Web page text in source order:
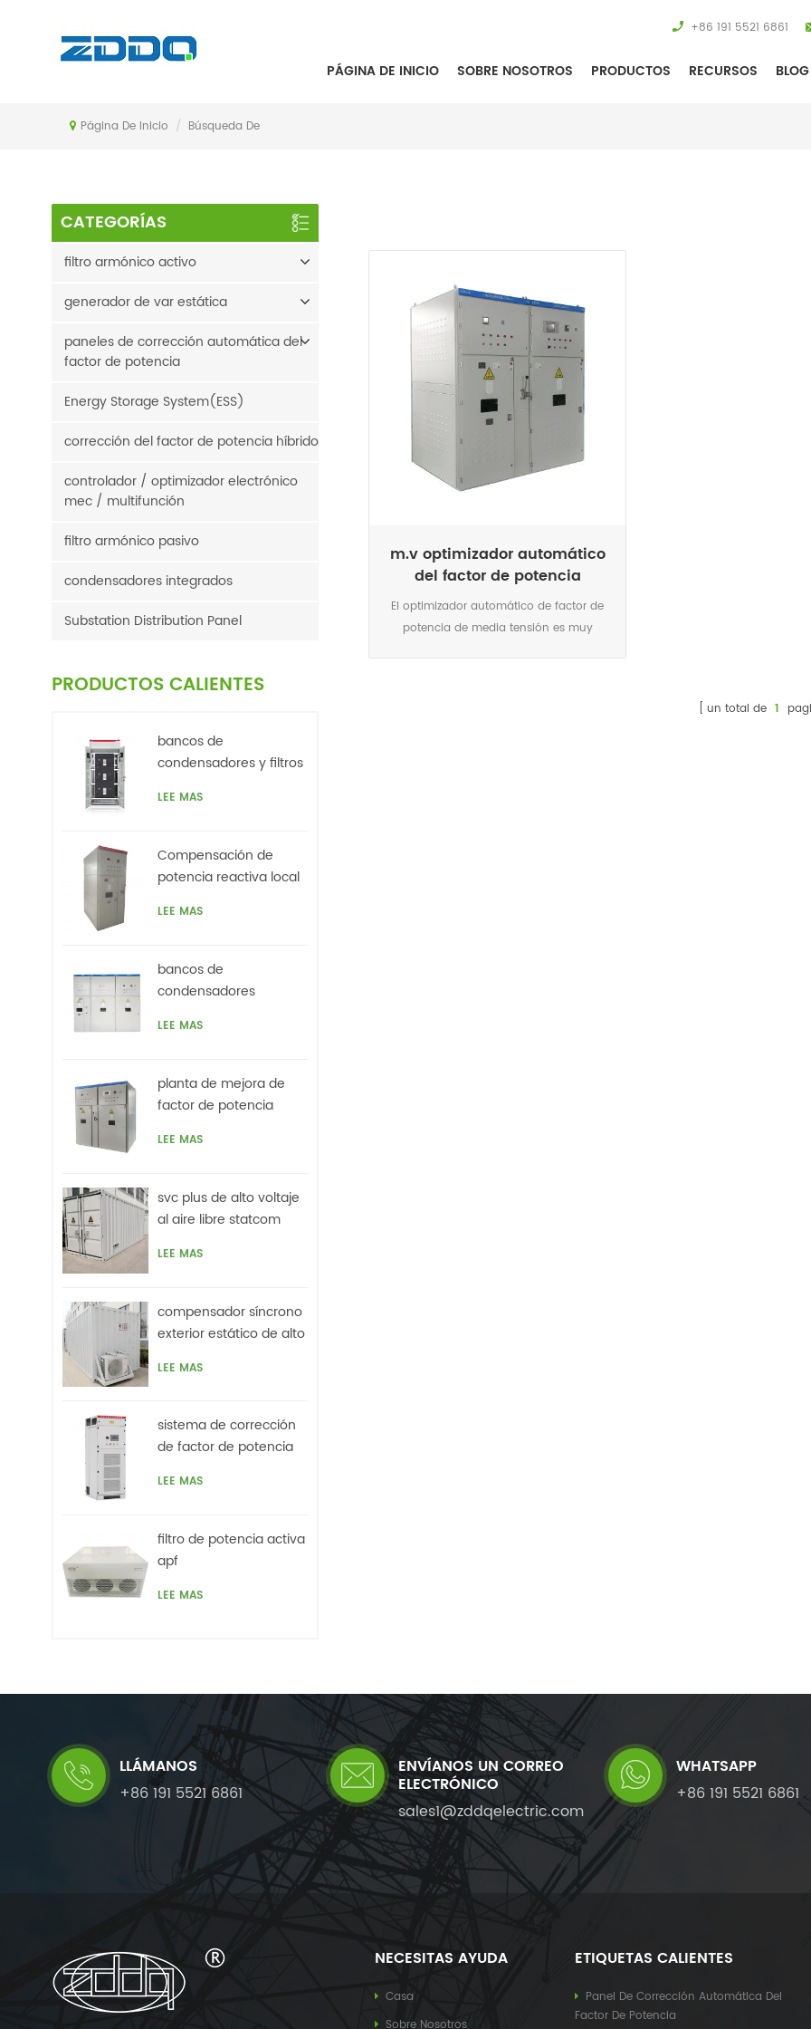
+86 191 5521 6861
PÁGINA DE INICIO SOBRE NOSOTROS PRODUCTOS RECURSOS BLOG
BÚSQUEDA DE
Página De Inicio / Búsqueda De
m.v optimizador automático
del factor de potencia
El optimizador automático de factor de
potencia de media tensión es muy
un total de 1
CATEGORÍAS
filtro armónico activo
generador de var estática
paneles de corrección automática del
factor de potencia
Energy Storage System(ESS)
corrección del factor de potencia híbrido
controlador / optimizador electrónico
mec / multifunción
filtro armónico pasivo
condensadores integrados
Substation Distribution Panel
PRODUCTOS CALIENTES
bancos de
condensadores y filtros
tensión
LEE MAS
Compensación de
potencia reactiva local
horno de arco
LEE MAS
bancos de
condensadores
tensión con filtros
LEE MAS
planta de mejora de
factor de potencia
voltaje basada en svc
LEE MAS
svc plus de alto voltaje
al aire libre statcom
LEE MAS
compensador síncrono
exterior estático de alto
LEE MAS
sistema de corrección
de factor de potencia
LEE MAS
filtro de potencia activa
apf
LEE MAS
LLÁMANOS
+86 191 5521 6861
ENVÍANOS UN CORREO
ELECTRÓNICO
sales1@zddqelectric.com
WHATSAPP
+86 191 5521 6861
ETIQUETAS CALIENTES
Panel De Corrección Automática Del
Factor De Potencia
NECESITAS AYUDA
Casa
Sobre Nosotros